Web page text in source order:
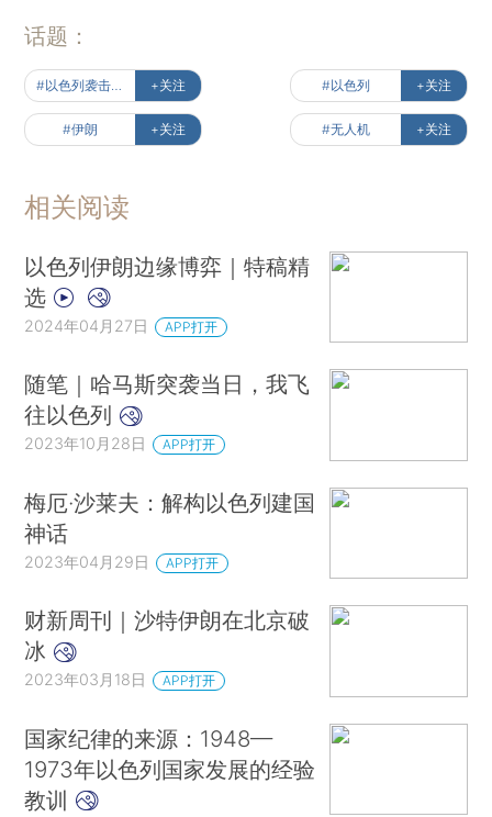
话题：
+关注 #以色列 +关注
#伊朗 +关注 #无人机 +关注
相关阅读
以色列伊朗边缘博弈｜特稿精
选
2024年04月27日 APP打开
随笔｜哈马斯突袭当日，我飞
往以色列
2023年10月28日 APP打开
梅厄·沙莱夫：解构以色列建国
神话
2023年04月29日 APP打开
财新周刊｜沙特伊朗在北京破
冰
2023年03月18日 APP打开
国家纪律的来源：1948—
1973年以色列国家发展的经验
教训